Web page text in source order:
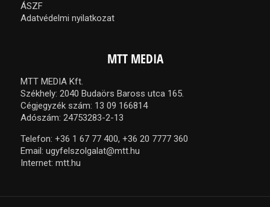
ÁSZF
Adatvédelmi nyilatkozat
MTT MEDIA
MTT MEDIA Kft.
Székhely: 2040 Budaörs Baross utca 165.
Cégjegyzék szám: 13 09 166814
Adószám: 24753283-2-13
Telefon: +36 1 67 77 400, +36 20 7777 360
Email: ugyfelszolgalat@mtt.hu
Internet: mtt.hu